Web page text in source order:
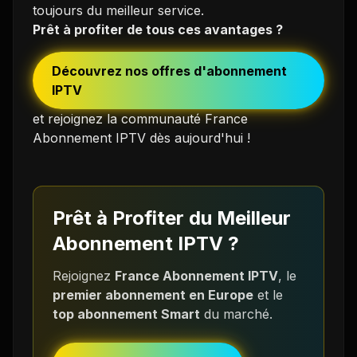
toujours du meilleur service.
Prêt à profiter de tous ces avantages ?
Découvrez nos offres d'abonnement
IPTV
et rejoignez la communauté France
Abonnement IPTV dès aujourd'hui !
Prêt à Profiter du Meilleur
Abonnement IPTV ?
Rejoignez France Abonnement IPTV, le
premier abonnement en Europe et le
top abonnement Smart du marché.